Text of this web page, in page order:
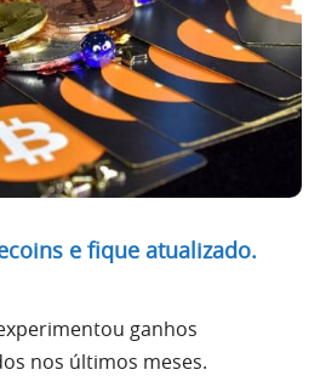
e fique atualizado.
ganhos
nos últimos meses.